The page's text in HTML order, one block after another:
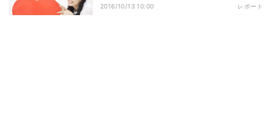
2016/10/13 10:00 レポート